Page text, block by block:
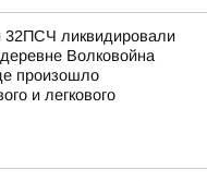
32ПСЧ ликвидировали
Волковойна
произошло
и легкового